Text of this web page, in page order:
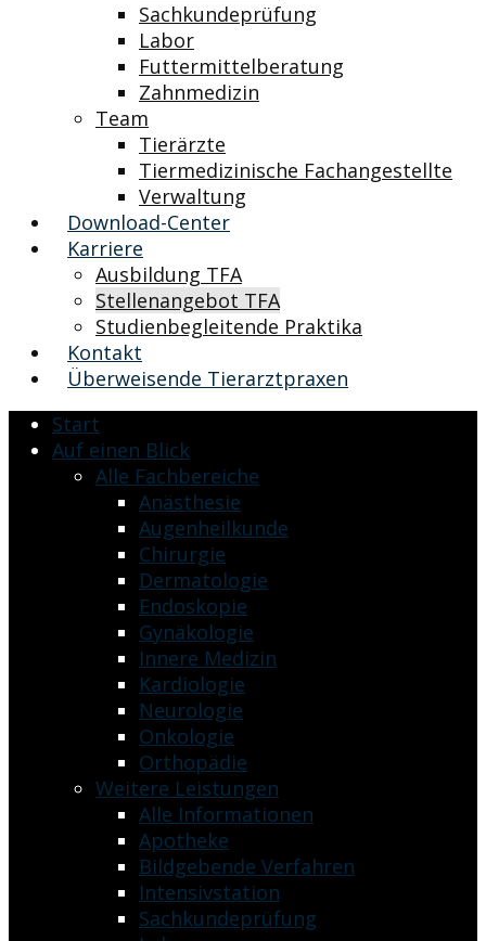
Sachkundeprüfung
Labor
Futtermittelberatung
Zahnmedizin
Team
Tierärzte
Tiermedizinische Fachangestellte
Verwaltung
Download-Center
Karriere
Ausbildung TFA
Stellenangebot TFA
Studienbegleitende Praktika
Kontakt
Überweisende Tierarztpraxen
Start
Auf einen Blick
Alle Fachbereiche
Anästhesie
Augenheilkunde
Chirurgie
Dermatologie
Endoskopie
Gynäkologie
Innere Medizin
Kardiologie
Neurologie
Onkologie
Orthopädie
Weitere Leistungen
Alle Informationen
Apotheke
Bildgebende Verfahren
Intensivstation
Sachkundeprüfung